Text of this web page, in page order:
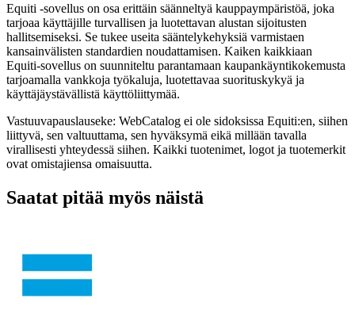
Equiti -sovellus on osa erittäin säänneltyä kauppaympäristöä, joka
tarjoaa käyttäjille turvallisen ja luotettavan alustan sijoitusten
hallitsemiseksi. Se tukee useita sääntelykehyksiä varmistaen
kansainvälisten standardien noudattamisen. Kaiken kaikkiaan
Equiti-sovellus on suunniteltu parantamaan kaupankäyntikokemusta
tarjoamalla vankkoja työkaluja, luotettavaa suorituskykyä ja
käyttäjäystävällistä käyttöliittymää.
Vastuuvapauslauseke: WebCatalog ei ole sidoksissa Equiti:en, siihen
liittyvä, sen valtuuttama, sen hyväksymä eikä millään tavalla
virallisesti yhteydessä siihen. Kaikki tuotenimet, logot ja tuotemerkit
ovat omistajiensa omaisuutta.
Saatat pitää myös näistä